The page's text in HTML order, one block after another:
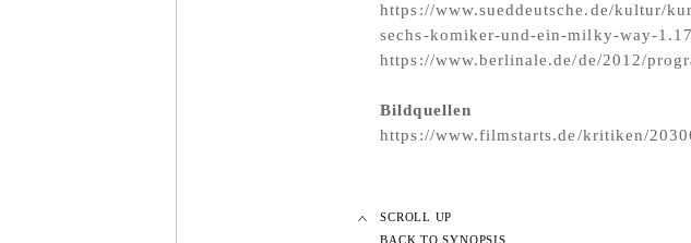
https://www.sueddeutsche.de/kultur/
sechs-komiker-und-ein-milky-way-
https://www.berlinale.de/de/2012/
Bildquellen
https://www.filmstarts.de/kritiken/
SCROLL UP
BACK TO SYNOPSIS